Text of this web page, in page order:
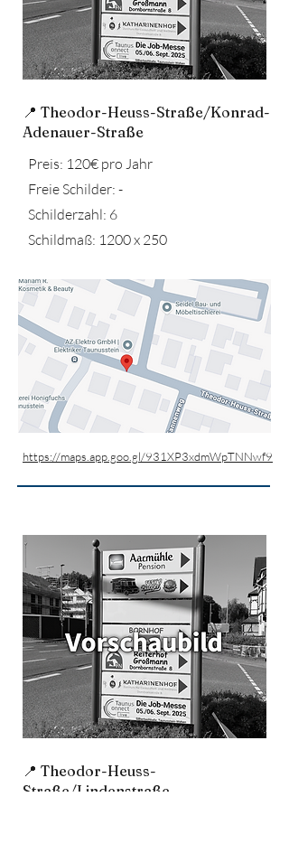
📍 Theodor-Heuss-Straße/Konrad-
Adenauer-Straße
Preis: 120€ pro Jahr
Freie Schilder: -
Schilderzahl: 6
Schildmaß: 1200 x 250
https://maps.app.goo.gl/931XP3xdmWpTNNwf9
📍 Theodor-Heuss-
Straße/Lindenstraße